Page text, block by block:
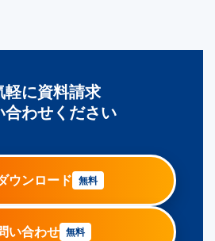
軽に資料請求
合わせください
ウンロード 無料
い合わせ 無料